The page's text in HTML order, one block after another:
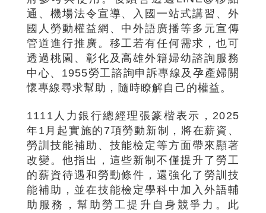
通、機場法令宣導、入國一站式講習、外
國人勞動權益網、中外語廣播等多元宣傳
管道進行推廣。移工若有任何需求，也可
透過桃園、彰化及高雄外籍婦幼諮詢服務
中心、1955勞工諮詢申訴專線及孕產婦關
懷專線尋求幫助，隨時瞭解自己的權益。
1111人力銀行總經理張篆楷表示，2025
年1月起實施的7項勞動新制，將在薪資、
勞訓技能補助、技能檢定等方面帶來顯著
改變。他指出，這些新制不僅提升了勞工
的薪資待遇和勞動條件，還強化了勞訓技
能補助，並在技能檢定學科中加入外語輔
助服務，幫助勞工提升自身競爭力。此